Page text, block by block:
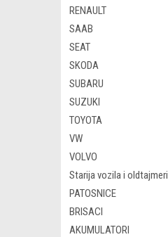
RENAULT
SAAB
SEAT
SKODA
SUBARU
SUZUKI
TOYOTA
VW
VOLVO
Starija vozila i oldtajmeri
PATOSNICE
BRISACI
AKUMULATORI